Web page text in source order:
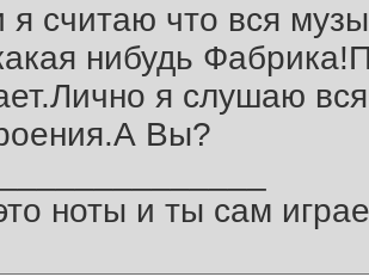
считаю что вся
нибудь
я слушаю
Вы?
ноты и ты сам